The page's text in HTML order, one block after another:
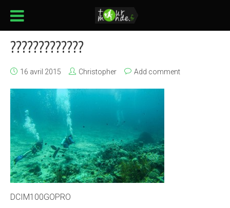
?????????????
16 avril 2015 Christopher Add comment
DCIM100GOPRO